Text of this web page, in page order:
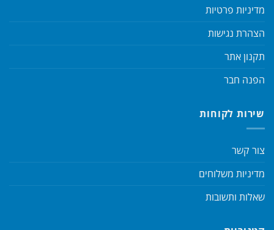
מדיניות פרטיות
הצהרת נגישות
תקנון אתר
הפנה חבר
שירות לקוחות
צור קשר
מדיניות משלוחים
שאלות ותשובות